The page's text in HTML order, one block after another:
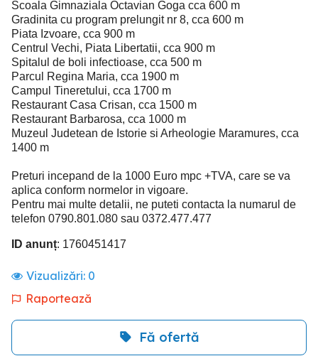
Scoala Gimnaziala Octavian Goga cca 600 m
Gradinita cu program prelungit nr 8, cca 600 m
Piata Izvoare, cca 900 m
Centrul Vechi, Piata Libertatii, cca 900 m
Spitalul de boli infectioase, cca 500 m
Parcul Regina Maria, cca 1900 m
Campul Tineretului, cca 1700 m
Restaurant Casa Crisan, cca 1500 m
Restaurant Barbarosa, cca 1000 m
Muzeul Judetean de Istorie si Arheologie Maramures, cca
1400 m
Preturi incepand de la 1000 Euro mpc +TVA, care se va
aplica conform normelor in vigoare.
Pentru mai multe detalii, ne puteti contacta la numarul de
telefon 0790.801.080 sau 0372.477.477
ID anunț: 1760451417
Vizualizări: 0
Raportează
Fă ofertă